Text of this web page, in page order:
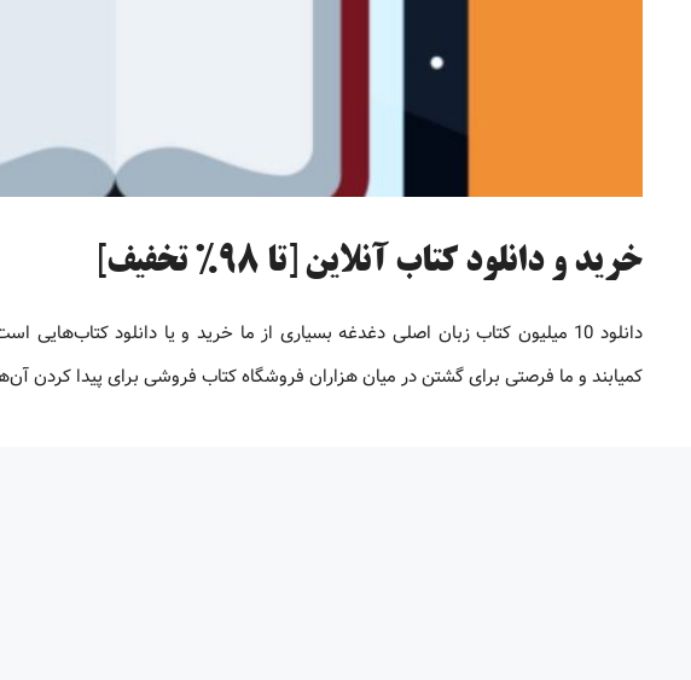
خرید و دانلود کتاب آنلاین [تا 98% تخفیف]
دانلود 10 میلیون کتاب زبان اصلی دغدغه بسیاری از ما خرید و یا دانلود
کمیابند و ما فرصتی برای گشتن در میان هزاران فروشگاه کتاب فروشی برای پیدا کردن